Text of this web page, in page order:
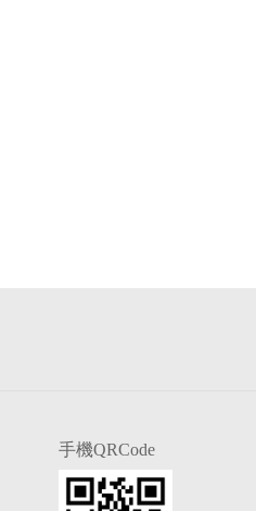
手機QRCode